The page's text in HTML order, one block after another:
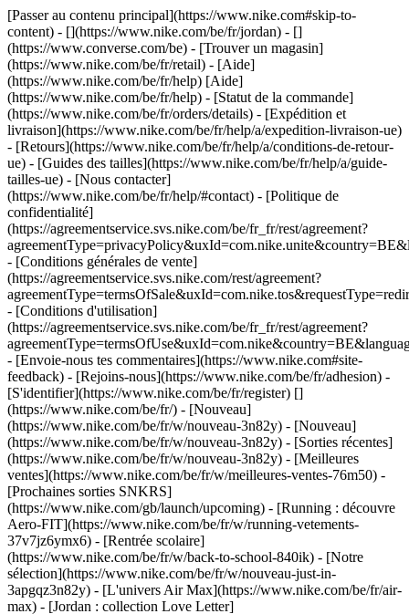
[Passer au contenu principal](https://www.nike.com#skip-to-
content) - [](https://www.nike.com/be/fr/jordan) - []
(https://www.converse.com/be) - [Trouver un magasin]
(https://www.nike.com/be/fr/retail) - [Aide]
(https://www.nike.com/be/fr/help) [Aide]
(https://www.nike.com/be/fr/help) - [Statut de la commande]
(https://www.nike.com/be/fr/orders/details) - [Expédition et
livraison](https://www.nike.com/be/fr/help/a/expedition-livraison-ue)
- [Retours](https://www.nike.com/be/fr/help/a/conditions-de-retour-
ue) - [Guides des tailles](https://www.nike.com/be/fr/help/a/guide-
tailles-ue) - [Nous contacter]
(https://www.nike.com/be/fr/help/#contact) - [Politique de
confidentialité]
(https://agreementservice.svs.nike.com/be/fr_fr/rest/agreement?
- [Conditions générales de vente]
(https://agreementservice.svs.nike.com/rest/agreement?
- [Conditions d'utilisation]
(https://agreementservice.svs.nike.com/be/fr_fr/rest/agreement?
- [Envoie-nous tes commentaires](https://www.nike.com#site-
feedback) - [Rejoins-nous](https://www.nike.com/be/fr/adhesion) -
[S'identifier](https://www.nike.com/be/fr/register) []
(https://www.nike.com/be/fr/) - [Nouveau]
(https://www.nike.com/be/fr/w/nouveau-3n82y) - [Nouveau]
(https://www.nike.com/be/fr/w/nouveau-3n82y) - [Sorties récentes]
(https://www.nike.com/be/fr/w/nouveau-3n82y) - [Meilleures
ventes](https://www.nike.com/be/fr/w/meilleures-ventes-76m50) -
[Prochaines sorties SNKRS]
(https://www.nike.com/gb/launch/upcoming) - [Running : découvre
Aero-FIT](https://www.nike.com/be/fr/w/running-vetements-
37v7jz6ymx6) - [Rentrée scolaire]
(https://www.nike.com/be/fr/w/back-to-school-840ik) - [Notre
sélection](https://www.nike.com/be/fr/w/nouveau-just-in-
3apgqz3n82y) - [L'univers Air Max](https://www.nike.com/be/fr/air-
max) - [Jordan : collection Love Letter]